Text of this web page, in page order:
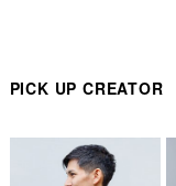
PICK UP CREATOR